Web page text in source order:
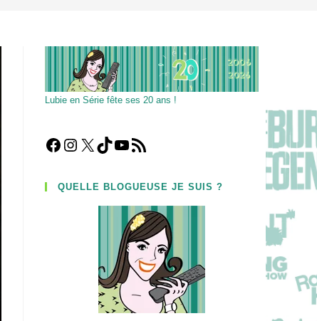
Lubie en Série fête ses 20 ans !
Facebook
Instagram
X TikTokYouTube
Flux RSS
QUELLE BLOGUEUSE JE SUIS ?